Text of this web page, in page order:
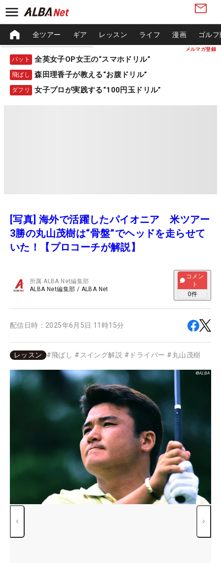
メルマガ登録
全ツアー ギア レッスン ライフ 漫画 ゴル
パット 全英女子OP女王の“スマホドリル”
飛ばし 森田理香子が教える“お腹ドリル”
ダフリ 女子プロが実践する“100円玉ドリル”
[写真] 海外で活躍したパイオニア 米ツアー
3勝の丸山茂樹は“骨盤”でヘッドを走らせて
いた！【プロコーチが解説】
所属ALBA Net編集部
ALBA Net編集部 / ALBA Net
コメン
ト
0件
配信日時： 2025年6月5日 11時15分
レッスン #飛ばし # スイング解説 # ドライバー #丸山茂樹